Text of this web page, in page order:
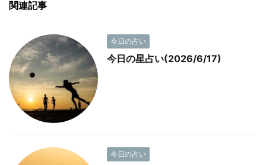
関連記事
今日の占い
今日の星占い(2026/6/17)
今日の占い